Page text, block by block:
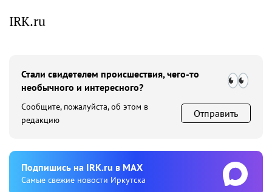
IRK.ru
Стали свидетелем происшествия, чего-то
необычного и интересного?
Сообщите, пожалуйста, об этом в
редакцию
Отправить
Подпишиcь на IRK.ru в MAX
Cамые свежие новости Иркутска